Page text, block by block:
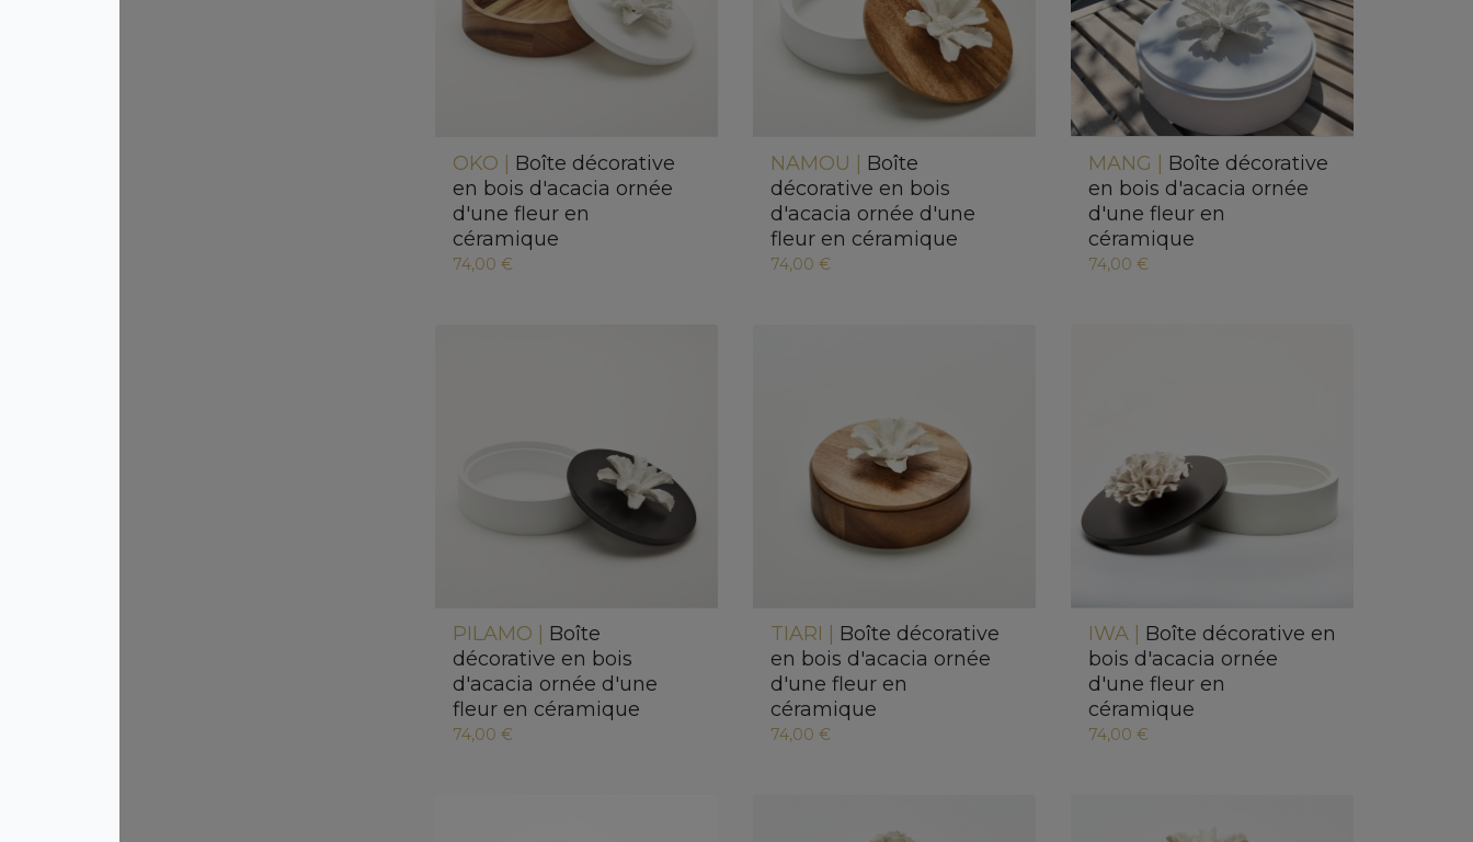
OKO | Boîte décorative
en bois d'acacia ornée
d'une fleur en
céramique
74,00 €
NAMOU | Boîte
décorative en bois
d'acacia ornée d'une
fleur en céramique
74,00 €
MANG | Boîte décorative
en bois d'acacia ornée
d'une fleur en
céramique
74,00 €
PILAMO | Boîte
décorative en bois
d'acacia ornée d'une
fleur en céramique
74,00 €
TIARI | Boîte décorative
en bois d'acacia ornée
d'une fleur en
céramique
74,00 €
IWA | Boîte décorative en
bois d'acacia ornée
d'une fleur en
céramique
74,00 €